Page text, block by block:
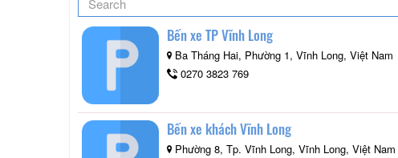
Bến xe TP Vĩnh Long
Ba Tháng Hai, Phường 1, Vĩnh Long, Việt Nam
0270 3823 769
Bến xe khách Vĩnh Long
Phường 8, Tp. Vĩnh Long, Vĩnh Long, Việt Nam